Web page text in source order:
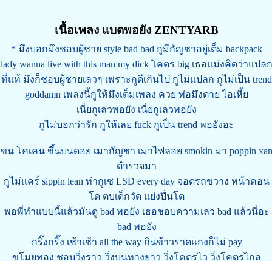
เนื้อเพลง แบดพอยัง ZENTYARB
* มึงบอกมึงชอบผู้ชาย style bad bad กูมีกัญชาอยู่เต็ม backpack
lady wanna live with this man my dick โคตร big เธอแม่งคิดว่าแปลก
ที่แท้ มึงก็ชอบผู้ชายเลวๆ เพราะกูดีเกินไป กูไม่แปลก กูไม่เป็น trend
goddamn เพลงนี้กูให้มึงเต็มเพลง ควย พ่อมึงตาย ไอเหี้ย
เนี่ยกูเลวพอยัง เนี่ยกูเลวพอยัง
กูไม่บอกว่ารัก กูให้เลย fuck กูเป็น trend พอยังอะ
ขน โคเคน ขึ้นบนดอย เมากัญชา เมาไฟลอย smokin มา poppin xan
ตำรวจมา
กูไม่แคร์ sippin lean ทำกูเซ LSD every day จอดรถขวาง หน้าคอน
โด ตบเด็กวัด แย่งปิ่นโต
พอพี่ทำแบบนี้แล้วมันดู bad พอยัง เธอชอบความเลว bad แล้วนี่อะ
bad พอยัง
กริ๊งกริ๊ง เช้าเช้า all the way กินข้าวราดแกงก็ไม่ pay
ขโมยทอง ชอบวิ่งราว วิ่งบนทางยาว วิ่งโคตรไว วิ่งโคตรไกล